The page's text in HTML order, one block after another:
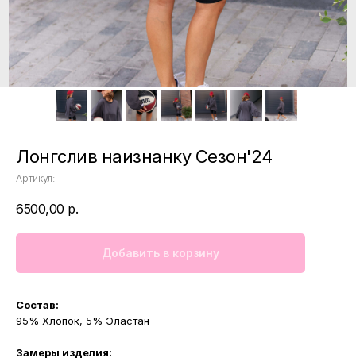
Лонгслив наизнанку Сезон'24
Артикул:
6500,00 р.
Добавить в корзину
Состав:
95% Хлопок, 5% Эластан
Замеры изделия: